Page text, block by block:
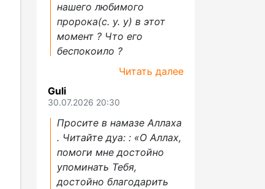
нашего любимого
пророка(с. у. у) в этот
момент ? Что его
беспокоило ?
Читать далее
Guli
30.07.2026 20:30
Просите в намазе Аллаха
. Читайте дуа: : «О Аллах,
помоги мне достойно
упоминать Тебя,
достойно благодарить